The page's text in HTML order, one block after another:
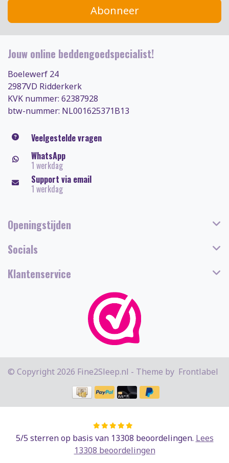
Abonneer
Jouw online beddengoedspecialist!
Boelewerf 24
2987VD Ridderkerk
KVK nummer: 62387928
btw-nummer: NL001625371B13
Veelgestelde vragen
WhatsApp
1 werkdag
Support via email
1 werkdag
Openingstijden
Socials
Klantenservice
© Copyright 2026 Fine2Sleep.nl - Theme by Frontlabel
5/5 sterren op basis van 13308 beoordelingen. Lees
13308 beoordelingen